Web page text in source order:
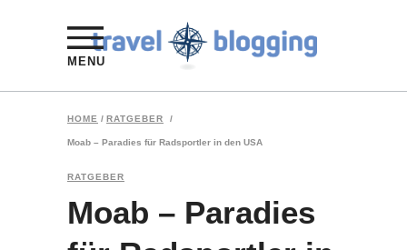
MENU
HOME / RATGEBER /
Moab – Paradies für Radsportler in den USA
RATGEBER
Moab – Paradies